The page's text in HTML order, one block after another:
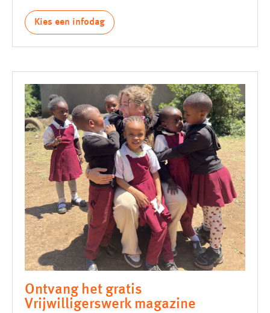
Kies een infodag
Ontvang het gratis
Vrijwilligerswerk magazine